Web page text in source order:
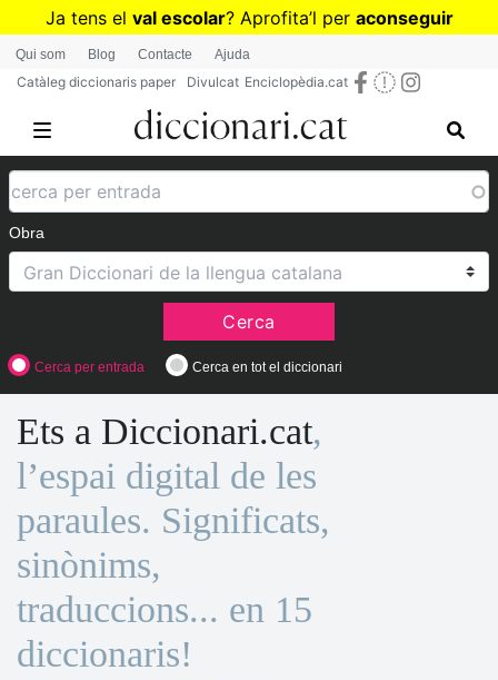
Vés
contingut
Ja tens el val escolar? Aprofita’l per aconseguir
diccionaris per a Primària o Secundària
Qui som Blog Contacte Ajuda
Catàleg diccionaris paper Divulcat Enciclopèdia.cat
Obra
Cerca
Cerca per entrada Cerca en tot el diccionari
Ets a Diccionari.cat,
l’espai digital de les
paraules. Significats,
sinònims,
traduccions... en 15
diccionaris!